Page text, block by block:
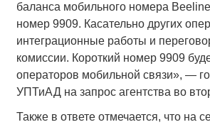
баланса мобильного номера Beeline
номер 9909. Касательно других
интеграционные работы и
комиссии. Короткий номер 9909
операторов мобильной связи», —
УПТиАД на запрос агентства во
Также в ответе отмечается, что на